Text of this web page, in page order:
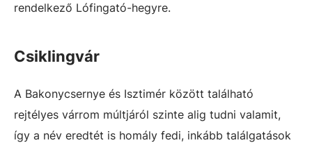
rendelkező Lófingató-hegyre.
Csiklingvár
A Bakonycsernye és Isztimér között található
rejtélyes várrom múltjáról szinte alig tudni valamit,
így a név eredtét is homály fedi, inkább találgatások